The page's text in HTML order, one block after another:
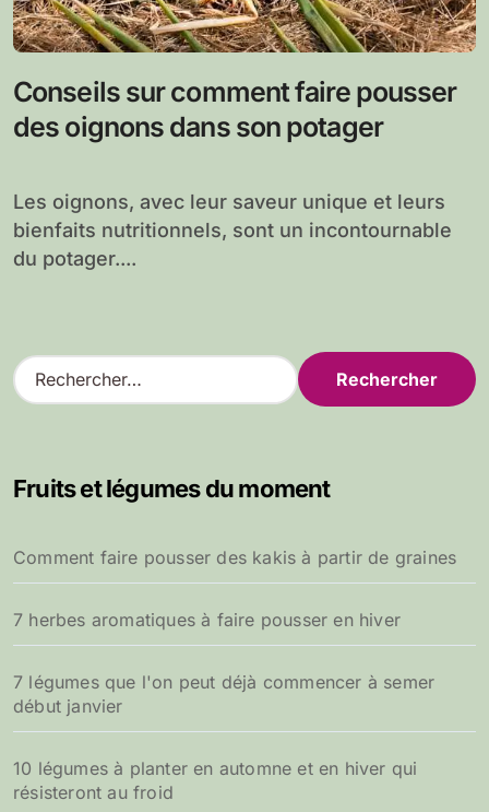
Conseils sur comment faire pousser
des oignons dans son potager
Les oignons, avec leur saveur unique et leurs
bienfaits nutritionnels, sont un incontournable
du potager....
R
e
r
e
r
:
Fruits et légumes du moment
Comment faire pousser des kakis à partir de graines
7 herbes aromatiques à faire pousser en hiver
7 légumes que l'on peut déjà commencer à semer
début janvier
10 légumes à planter en automne et en hiver qui
résisteront au froid